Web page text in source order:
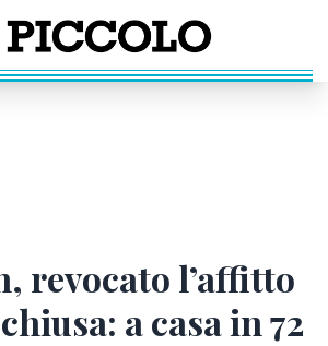
revocato l’affitto
a casa in 72